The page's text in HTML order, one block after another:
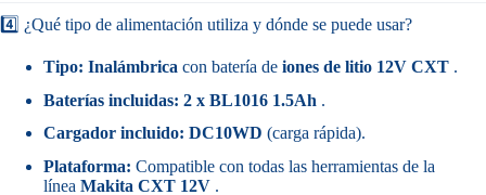
4️⃣ ¿Qué tipo de alimentación utiliza y dónde se puede usar?
Tipo: Inalámbrica con batería de iones de litio 12V CXT .
Baterías incluidas: 2 x BL1016 1.5Ah .
Cargador incluido: DC10WD (carga rápida).
Plataforma: Compatible con todas las herramientas de la
línea Makita CXT 12V .